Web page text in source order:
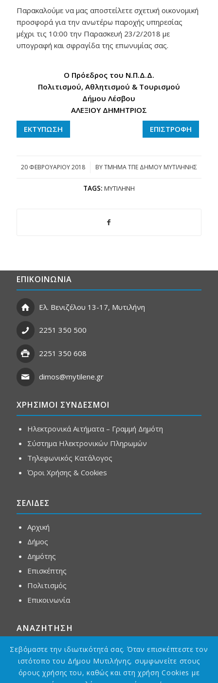
Παρακαλούμε να μας αποστείλετε σχετική οικονομική
προσφορά για την ανωτέρω παροχής υπηρεσίας
μέχρι τις 10:00 την Παρασκευή 23/2/2018 με
υπογραφή και σφραγίδα της επωνυμίας σας.
Ο Πρόεδρος του Ν.Π.Δ.Δ.
Πολιτισμού, Αθλητισμού & Τουρισμού
Δήμου Λέσβου
ΑΛΕΞΙΟΥ ΔΗΜΗΤΡΙΟΣ
ΕΚΤΥΠΩΣΗ
ΕΠΙΣΤΡΟΦΗ
20 ΦΕΒΡΟΥΑΡΊΟΥ 2018
/ BYΤΜΗΜΑ ΤΠΕ ΔΗΜΟΥ ΜΥΤΙΛΗΝΗΣ
TAGS: ΜΥΤΙΛΉΝΗ
ΕΠΙΚΟΙΝΩΝΙΑ
Ελ. Βενιζέλου 13-17, Μυτιλήνη
2251 350 500
2251 350 608
dimos@mytilene.gr
ΧΡΗΣΙΜΟΙ ΣΥΝΔΕΣΜΟΙ
Ηλεκτρονικά Αιτήματα – Γραμμή Δημότη
Σύστημα Ηλεκτρονικών Πληρωμών
Τηλεφωνικός Κατάλογος
Όροι Χρήσης & Cookies
ΣΕΛΙΔΕΣ
Αρχική
Δήμος
Δημότης
Επισκέπτης
Πολιτισμός
Επικοινωνία
ΑΝΑΖΗΤΗΣΗ
Σεβόμαστε την ιδιωτικότητά σας. Όταν επισκέπτεστε τον
ιστότοπο του Δήμου Μυτιλήνης, συμφωνείτε στους
όρους χρήσης του, καθώς και στη χρήση Cookies με